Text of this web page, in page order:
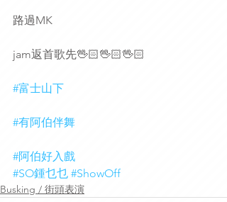
路過MK
jam返首歌先🖖🏻🖖🏻🖖🏻
#富士山下
#有阿伯伴舞
#阿伯好入戲
#SO鍾乜乜 #ShowOff
Busking / 街頭表演